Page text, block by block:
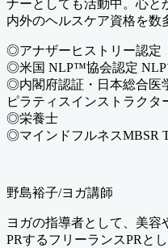
ナーとしても活動中。心と
内外のヘルスケア資格を数
◎アナザーヒストリー認
◎米国 NLP™協会認定 NLP
◎内閣府認証・日本総合医
ピラティスインストラクタ
◎栄養士
◎マインドフルネスMBSR
野島裕子/ヨガ講師
ヨガの指導者として、美容
PRするフリーランスPRと